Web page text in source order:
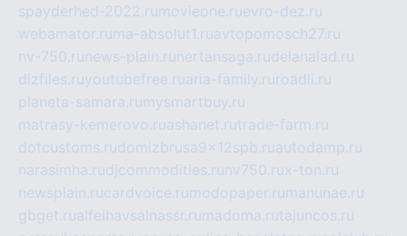
spayderhed-2022.ru movieone.ruevro-dez.ru
webamator.ru ma-absolut1.ruavtopomosch27.ru
nv-750.ru news-plain.ru nertansaga.rudelanalad.ru
dizfiles.ruyoutubefree.ruaria-family.ru roadli.ru
planeta-samara.ru mysmartbuy.ru
matrasy-kemerovo.ruashanet.rutrade-farm.ru
dotcustoms.rudomizbrusa9x12spb.ruautodamp.ru
narasimha.rudjcommodities.ru nv750.rux-ton.ru
newsplain.rucardvoice.ru modopaper.ru manunae.ru
gbget.rualfeihavsalnassr.ru madoma.rutajuncos.ru